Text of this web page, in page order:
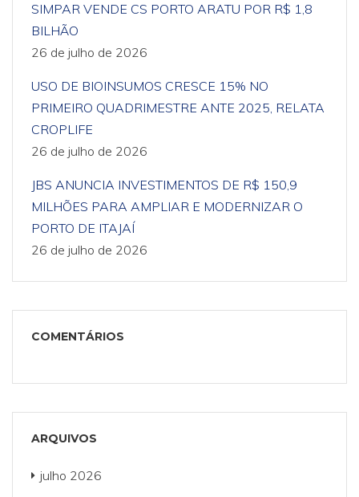
SIMPAR VENDE CS PORTO ARATU POR R$ 1,8
BILHÃO
26 de julho de 2026
USO DE BIOINSUMOS CRESCE 15% NO
PRIMEIRO QUADRIMESTRE ANTE 2025, RELATA
CROPLIFE
26 de julho de 2026
JBS ANUNCIA INVESTIMENTOS DE R$ 150,9
MILHÕES PARA AMPLIAR E MODERNIZAR O
PORTO DE ITAJAÍ
26 de julho de 2026
COMENTÁRIOS
ARQUIVOS
julho 2026